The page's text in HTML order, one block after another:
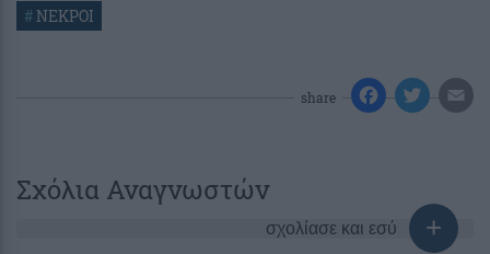
#ΝΕΚΡΟΙ
share
Σχόλια Αναγνωστών
σχολίασε και εσύ